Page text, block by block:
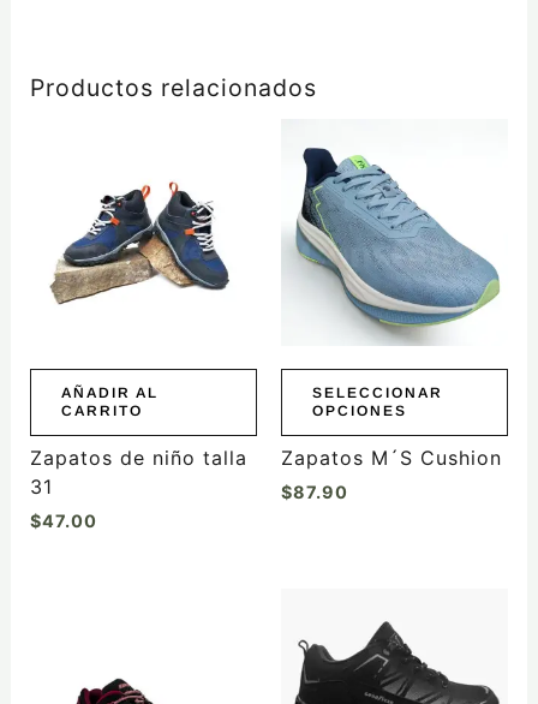
Productos relacionados
AÑADIR AL
CARRITO
Zapatos de niño talla
31
$47.00
SELECCIONAR
OPCIONES
producto
tiene
múltiples
variantes.
Las
opciones
elegir
la
página
de
Zapatos M´S Cushion
$87.90
múltiples
producto
tiene
múltiples